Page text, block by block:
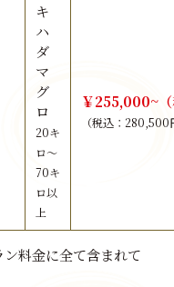
キ
ハ
ダ
マ
グ
ロ
20キ
ロ～
70キ
ロ以
上
￥255,000~
（税込：280,500
料金に全て含まれて